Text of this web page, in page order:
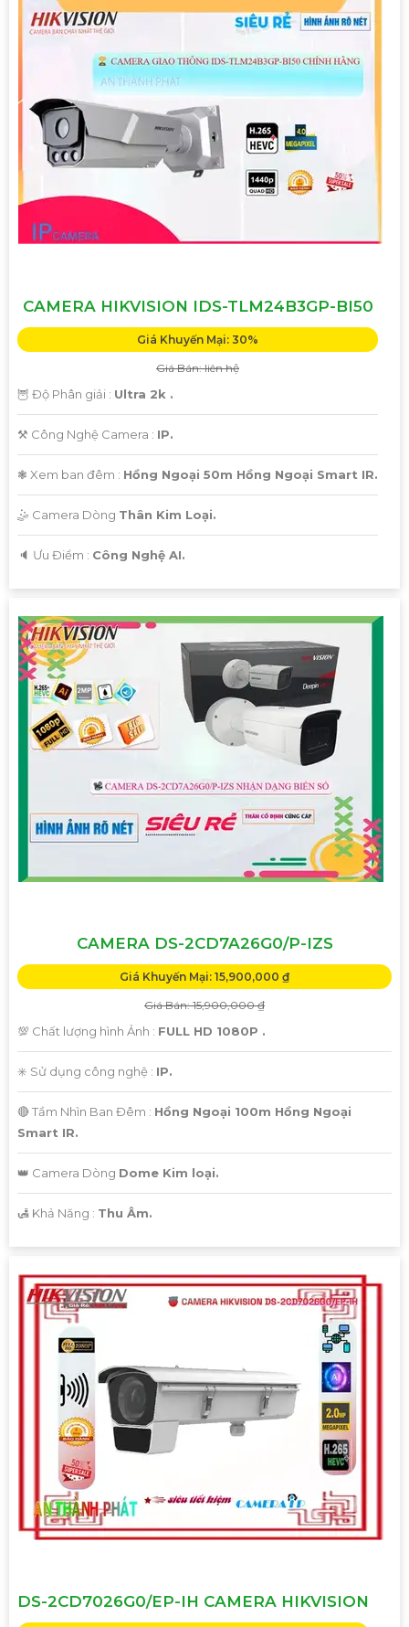
CAMERA HIKVISION IDS-TLM24B3GP-BI50
Giá Khuyến Mại: 30%
Giá Bán: liên hệ
🦉 Độ Phân giải : Ultra 2k .
⚒ Công Nghệ Camera : IP.
❃ Xem ban đêm : Hồng Ngoại 50m Hồng Ngoại Smart IR.
🤹 Camera Dòng Thân Kim Loại.
️🔈 Ưu Điểm : Công Nghệ AI.
CAMERA DS-2CD7A26G0/P-IZS
Giá Khuyến Mại: 15,900,000 ₫
Giá Bán: 15,900,000 ₫
💯 Chất lượng hình Ảnh : FULL HD 1080P .
✳️ Sử dụng công nghệ : IP.
🔴 Tầm Nhìn Ban Đêm : Hồng Ngoại 100m Hồng Ngoại
Smart IR.
👑 Camera Dòng Dome Kim loại.
️🛃 Khả Năng : Thu Âm.
DS-2CD7026G0/EP-IH CAMERA HIKVISION